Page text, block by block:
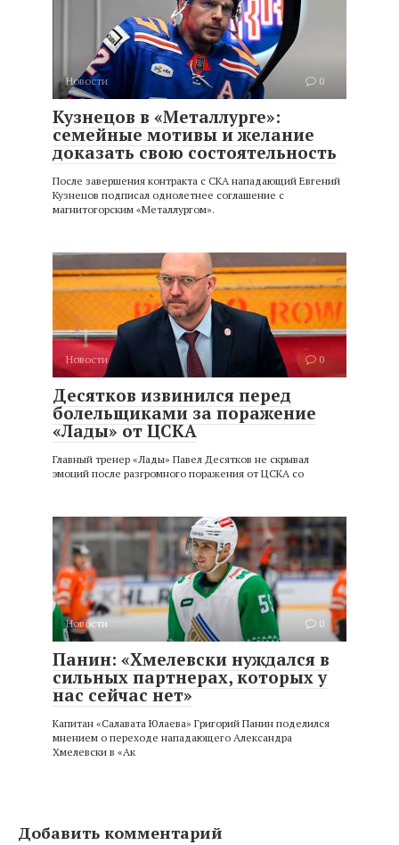
Новости 0
Кузнецов в «Металлурге»:
семейные мотивы и желание
доказать свою состоятельность
После завершения контракта с СКА нападающий Евгений
Кузнецов подписал однолетнее соглашение с
магнитогорским «Металлургом».
Новости 0
Десятков извинился перед
болельщиками за поражение
«Лады» от ЦСКА
Главный тренер «Лады» Павел Десятков не скрывал
эмоций после разгромного поражения от ЦСКА со
Новости 0
Панин: «Хмелевски нуждался в
сильных партнерах, которых у
нас сейчас нет»
Капитан «Салавата Юлаева» Григорий Панин поделился
мнением о переходе нападающего Александра
Хмелевски в «Ак
Добавить комментарий